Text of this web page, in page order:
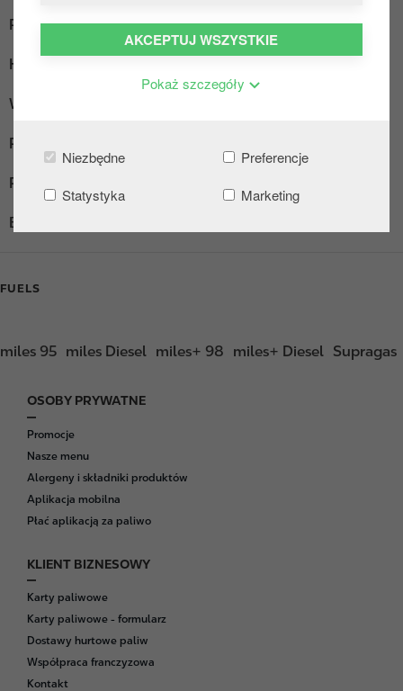
AKCEPTUJ WSZYSTKIE
Pokaż szczegóły
Niezbędne
Preferencje
Statystyka
Marketing
Parking dla ciężarówek
Hot Dogi
Wi-Fi
Płatność za paliwo aplikacją
Płatność za paliwo aplikacją (biznes)
Butle z gazem
FUELS
miles 95 miles Diesel miles+ 98 miles+ Diesel Supragas
F
o
o
t
e
r
OSOBY PRYWATNE
Promocje
Nasze menu
Alergeny i składniki produktów
Aplikacja mobilna
Płać aplikacją za paliwo
KLIENT BIZNESOWY
Karty paliwowe
Karty paliwowe - formularz
Dostawy hurtowe paliw
Współpraca franczyzowa
Kontakt